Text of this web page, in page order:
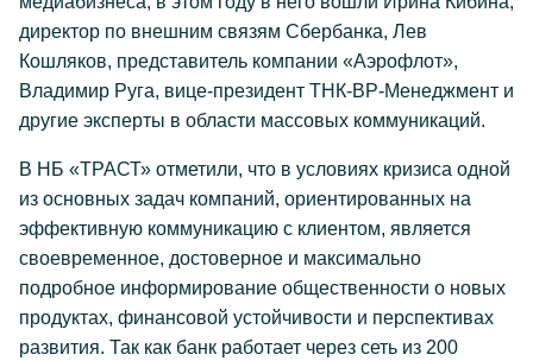
директор по внешним связям Сбербанка, Лев
Кошляков, представитель компании «Аэрофлот»,
Владимир Руга, вице-президент ТНК-BP-Менеджмент и
другие эксперты в области массовых коммуникаций.
В НБ «ТРАСТ» отметили, что в условиях кризиса одной
из основных задач компаний, ориентированных на
эффективную коммуникацию с клиентом, является
своевременное, достоверное и максимально
подробное информирование общественности о новых
продуктах, финансовой устойчивости и перспективах
развития. Так как банк работает через сеть из 200